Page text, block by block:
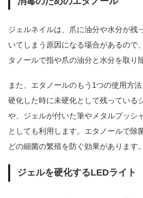
ジェルネイルは、爪に油分や水分が残
いてしまう原因になる場合があるので
タノールで指や爪の油分と水分を取り
また、エタノールのもう1つの使用方
硬化した時に未硬化として残っている
や、ジェルが付いた筆やメタルプッシ
としても利用します。エタノールで除
どの細菌の繁殖を防ぐ効果があります。
ジェルを硬化するLEDライト